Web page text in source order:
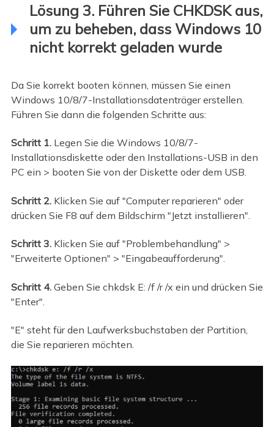
Lösung 3. Führen Sie CHKDSK aus,
um zu beheben, dass Windows 10
nicht korrekt geladen wurde
Da Sie korrekt booten können, müssen Sie einen
Windows 10/8/7-Installationsdatenträger erstellen.
Führen Sie dann die folgenden Schritte aus:
Schritt 1.Legen Sie die Windows 10/8/7-
Installationsdiskette oder den Installations-USB in den
PC ein > booten Sie von der Diskette oder dem USB.
Schritt 2.Klicken Sie auf "Computer reparieren" oder
drücken Sie F8 auf dem Bildschirm "Jetzt installieren".
Schritt 3.Klicken Sie auf "Problembehandlung" >
"Erweiterte Optionen" > "Eingabeaufforderung".
Schritt 4.Geben Sie chkdsk E: /f /r /x ein und drücken Sie
"Enter".
"E" steht für den Laufwerksbuchstaben der Partition,
die Sie reparieren möchten.